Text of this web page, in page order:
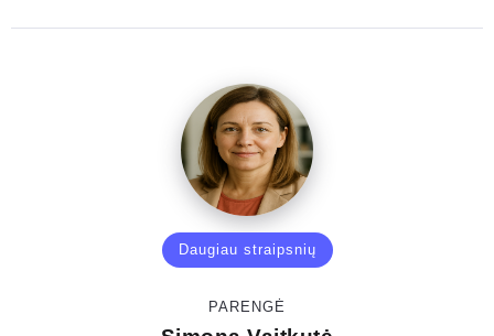
Daugiau straipsnių
PARENGĖ